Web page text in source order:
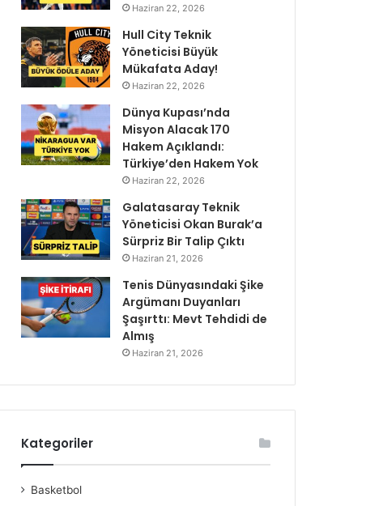
Haziran 22, 2026
Hull City Teknik
Yöneticisi Büyük
Mükafata Aday!
Haziran 22, 2026
Dünya Kupası’nda
Misyon Alacak 170
Hakem Açıklandı:
Türkiye’den Hakem Yok
Haziran 22, 2026
Galatasaray Teknik
Yöneticisi Okan Burak’a
Sürpriz Bir Talip Çıktı
Haziran 21, 2026
Tenis Dünyasındaki Şike
Argümanı Duyanları
Şaşırttı: Mevt Tehdidi de
Almış
Haziran 21, 2026
Kategoriler
Basketbol